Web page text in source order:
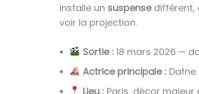
installe un suspensedifférent,
voir la projection.
Sortie :18 mars 2026 —
Actrice principale :Dafne
Lieu :Paris, décor majeur